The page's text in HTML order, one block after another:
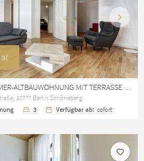
10777 Berlin Schöneberg
3 Verfügbar ab: sofort